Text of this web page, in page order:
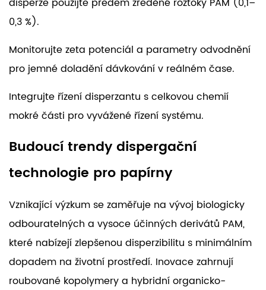
0,3 %).
Monitorujte zeta potenciál a parametry odvodnění
pro jemné doladění dávkování v reálném čase.
Integrujte řízení disperzantu s celkovou chemií
mokré části pro vyvážené řízení systému.
Budoucí trendy dispergační
technologie pro papírny
Vznikající výzkum se zaměřuje na vývoj biologicky
odbouratelných a vysoce účinných derivátů PAM,
které nabízejí zlepšenou disperzibilitu s minimálním
dopadem na životní prostředí. Inovace zahrnují
roubované kopolymery a hybridní organicko-